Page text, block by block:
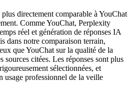
directement comparable à YouChat
Comme YouChat, Perplexity
réel et génération de réponses IA
dans notre comparaison terrain,
que YouChat sur la qualité de la
sources citées. Les réponses sont plus
sélectionnées, et
usage professionnel de la veille